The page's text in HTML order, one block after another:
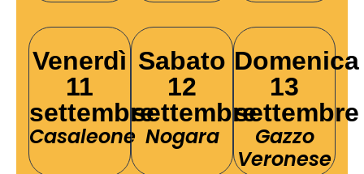
Venerdì
11
settembre
Casaleone
Sabato
12
settembre
Nogara
Domenica
13
settembre
Gazzo
Veronese